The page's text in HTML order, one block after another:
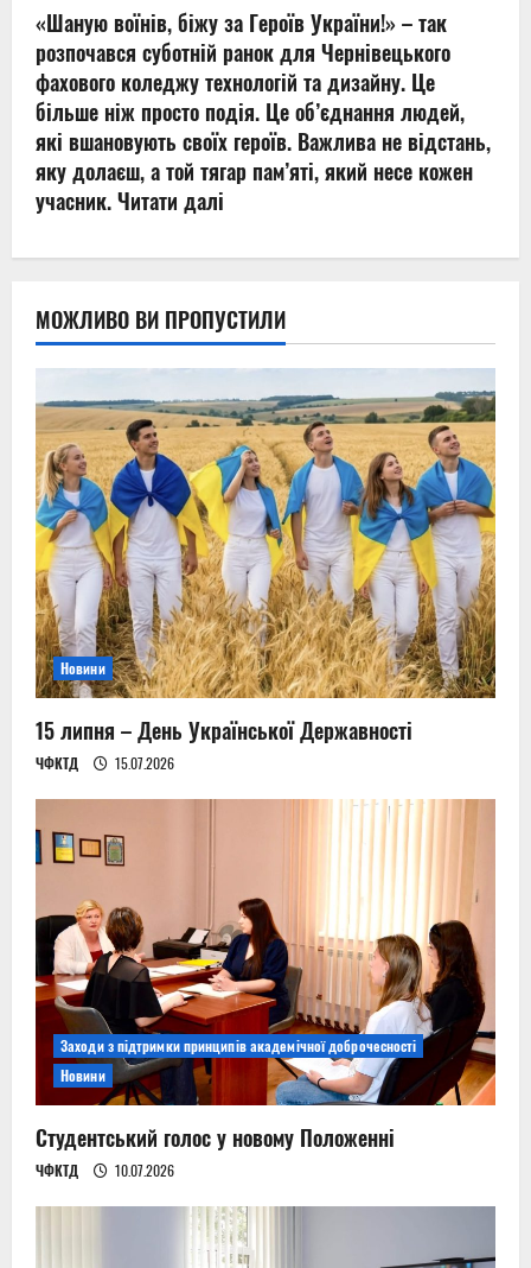
«Шаную воїнів, біжу за Героїв України!» – так
розпочався суботній ранок для Чернівецького
фахового коледжу технологій та дизайну. Це
більше ніж просто подія. Це об’єднання людей,
які вшановують своїх героїв. Важлива не відстань,
яку долаєш, а той тягар пам’яті, який несе кожен
учасник.Читати далі
МОЖЛИВО ВИ ПРОПУСТИЛИ
Новини
15 липня – День Української Державності
ЧФКТД 15.07.2026
Заходи з підтримки принципів академічної доброчесності
Новини
Студентський голос у новому Положенні
ЧФКТД 10.07.2026